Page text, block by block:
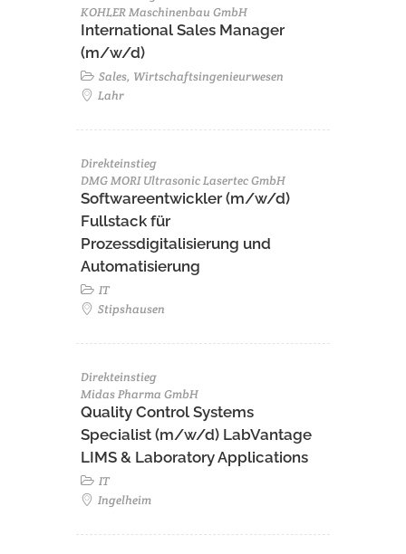
KOHLER Maschinenbau GmbH
International Sales Manager
(m/w/d)
Sales, Wirtschaftsingenieurwesen
Lahr
Direkteinstieg
DMG MORI Ultrasonic Lasertec GmbH
Softwareentwickler (m/w/d)
Fullstack für
Prozessdigitalisierung und
Automatisierung
IT
Stipshausen
Direkteinstieg
Midas Pharma GmbH
Quality Control Systems
Specialist (m/w/d) LabVantage
LIMS & Laboratory Applications
IT
Ingelheim